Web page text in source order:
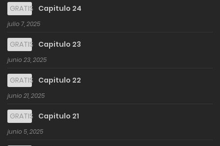
GRATIS Capitulo 24
julio 7, 2025
GRATIS Capitulo 23
junio 23, 2025
GRATIS Capitulo 22
junio 21, 2025
GRATIS Capitulo 21
junio 5, 2025